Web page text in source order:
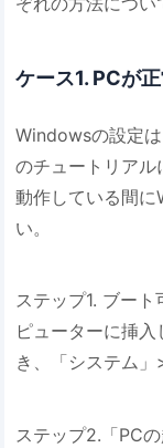
ケース1. PCが
Windowsの設定
のチュートリアル
動作している間に
い。
ステップ1. ブー
ピューターに挿
き、「システム」
ステップ2.「PC